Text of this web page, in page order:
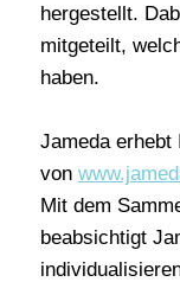
hergestellt.
mitgeteilt,
haben.
Jameda erhebt
von
Mit dem
beabsichtigt